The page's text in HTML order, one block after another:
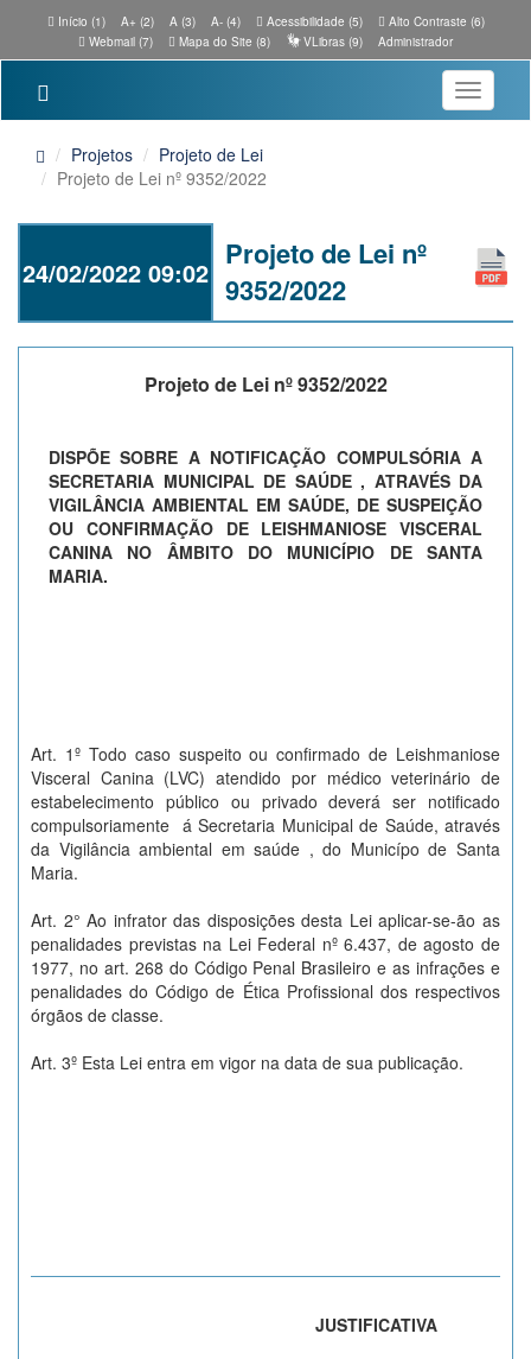
Início (1) A+ (2) A (3) A- (4) Acessibilidade (5)
Alto Contraste (6)
Webmail (7)
Mapa do Site (8) VLibras (9) Administrador
Toggle
Projetos
Projeto de Lei
Projeto de Lei nº 9352/2022
24/02/2022 09:02
Projeto de Lei nº
9352/2022
Projeto de Lei nº 9352/2022
DISPÕE SOBRE A NOTIFICAÇÃO COMPULSÓRIA A
SECRETARIA MUNICIPAL DE SAÚDE , ATRAVÉS DA
VIGILÂNCIA AMBIENTAL EM SAÚDE, DE SUSPEIÇÃO
OU CONFIRMAÇÃO DE LEISHMANIOSE VISCERAL
CANINA NO ÂMBITO DO MUNICÍPIO DE SANTA
MARIA.
Art. 1º Todo caso suspeito ou confirmado de Leishmaniose
Visceral Canina (LVC) atendido por médico veterinário de
estabelecimento público ou privado deverá ser notificado
compulsoriamente á Secretaria Municipal de Saúde, através
da Vigilância ambiental em saúde , do Municípo de Santa
Maria.
Art. 2° Ao infrator das disposições desta Lei aplicar-se-ão as
penalidades previstas na Lei Federal nº 6.437, de agosto de
1977, no art. 268 do Código Penal Brasileiro e as infrações e
penalidades do Código de Ética Profissional dos respectivos
órgãos de classe.
Art. 3º Esta Lei entra em vigor na data de sua publicação.
JUSTIFICATIVA